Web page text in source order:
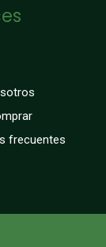
frecuentes